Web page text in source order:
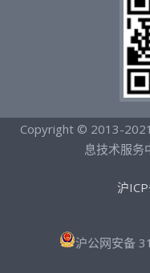
Copyright © 2013-
息技术服
沪
沪公网安备